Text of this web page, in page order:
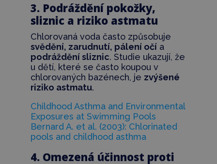
3. Podráždění pokožky,
sliznic a riziko astmatu
Chlorovaná voda často způsobuje
svědění, zarudnutí, pálení očía
podráždění sliznic. Studie ukazují, že
u dětí, které se často koupou v
chlorovaných bazénech, je zvýšené
riziko astmatu.
Childhood Asthma and Environmental
Exposures at Swimming Pools
Bernard A. et al. (2003): Chlorinated
pools and childhood asthma
4. Omezená účinnost proti